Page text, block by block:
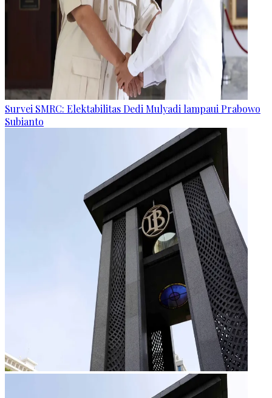
Survei SMRC: Elektabilitas Dedi Mulyadi lampaui Prabowo
Subianto